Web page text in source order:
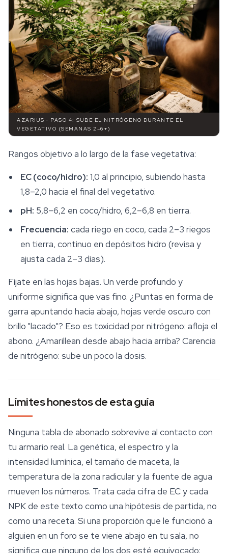
AZARIUS · PASO 4: SUBE EL NITRÓGENO DURANTE EL
VEGETATIVO (SEMANAS 2–6+)
Rangos objetivo a lo largo de la fase vegetativa:
EC (coco/hidro): 1,0 al principio, subiendo hasta
1,8–2,0 hacia el final del vegetativo.
pH: 5,8–6,2 en coco/hidro, 6,2–6,8 en tierra.
Frecuencia: cada riego en coco, cada 2–3 riegos
en tierra, continuo en depósitos hidro (revisa y
ajusta cada 2–3 días).
Fíjate en las hojas bajas. Un verde profundo y
uniforme significa que vas fino. ¿Puntas en forma de
garra apuntando hacia abajo, hojas verde oscuro con
brillo "lacado"? Eso es toxicidad por nitrógeno: afloja el
abono. ¿Amarillean desde abajo hacia arriba? Carencia
de nitrógeno: sube un poco la dosis.
Límites honestos de esta guía
Ninguna tabla de abonado sobrevive al contacto con
tu armario real. La genética, el espectro y la
intensidad lumínica, el tamaño de maceta, la
temperatura de la zona radicular y la fuente de agua
mueven los números. Trata cada cifra de EC y cada
NPK de este texto como una hipótesis de partida, no
como una receta. Si una proporción que le funcionó a
alguien en un foro se te viene abajo en tu sala, no
significa que ninguno de los dos esté equivocado: